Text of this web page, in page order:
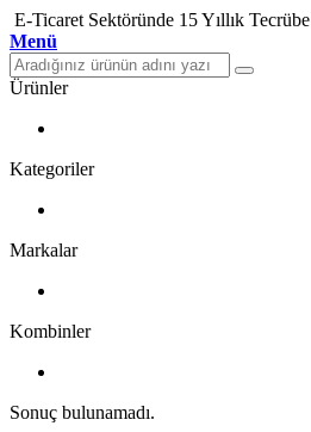
E-Ticaret Sektöründe 15 Yıllık Tecrübe
Menü
Ürünler
Kategoriler
Markalar
Kombinler
Sonuç bulunamadı.